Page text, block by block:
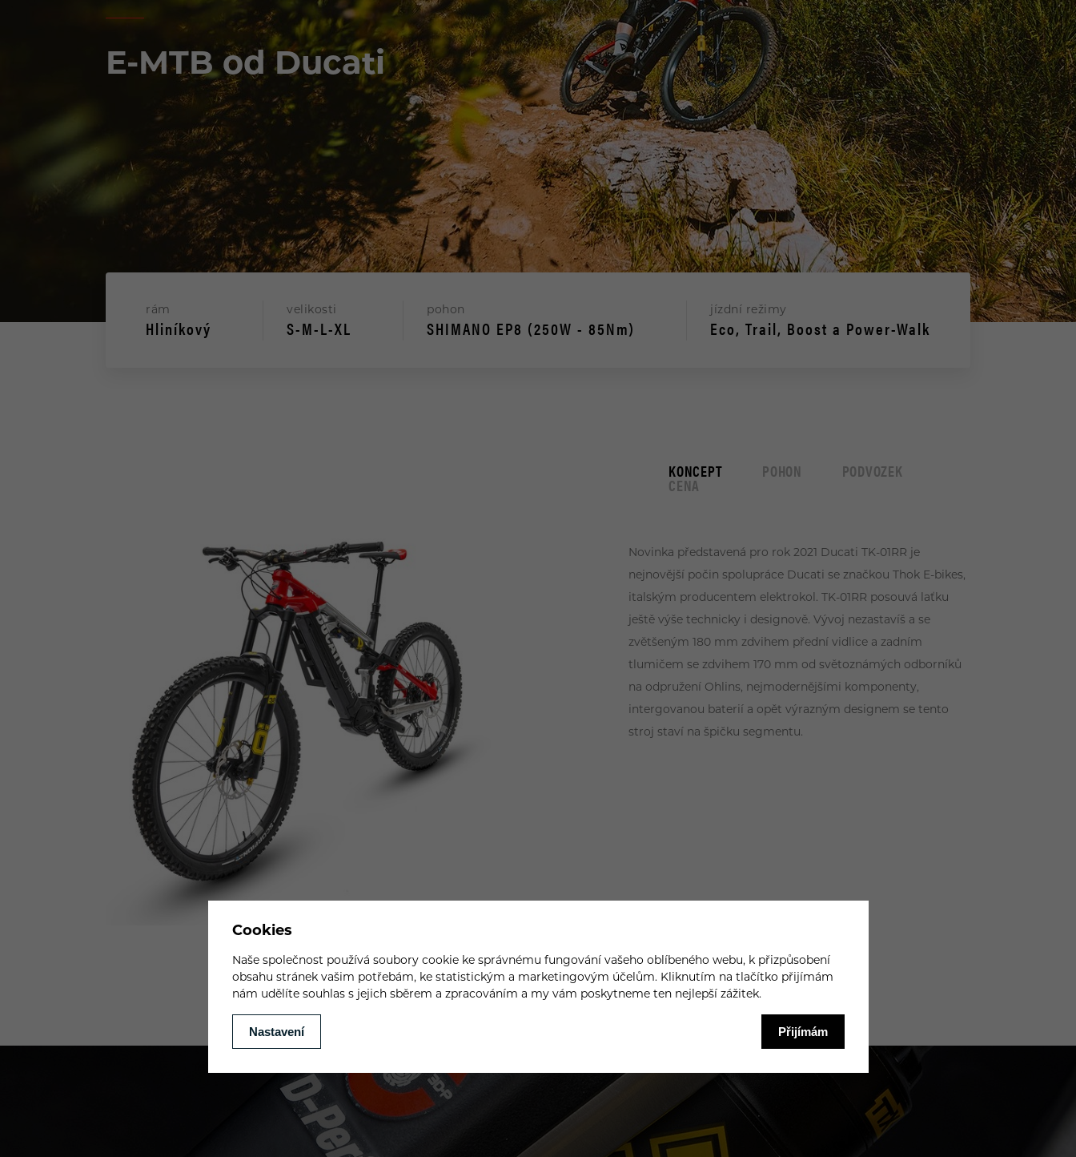
35KW MOTOCYKLY
E-MTB od Ducati
rám
Hliníkový
velikosti
S-M-L-XL
pohon
SHIMANO EP8 (250W - 85Nm)
jízdní režimy
Eco, Trail, Boost a Power-Walk
KONCEPT POHON PODVOZEK
CENA
Novinka představená pro rok 2021 Ducati TK-01RR je
nejnovější počin spolupráce Ducati se značkou Thok E-bikes,
italským producentem elektrokol. TK-01RR posouvá laťku
ještě výše technicky i designově. Vývoj nezastavíš a se
zvětšeným 180 mm zdvihem přední vidlice a zadním
tlumičem se zdvihem 170 mm od světoznámých odborníků
na odpružení Ohlins, nejmodernějšími komponenty,
intergovanou baterií a opět výrazným designem se tento
stroj staví na špičku segmentu.